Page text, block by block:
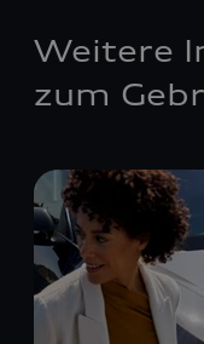
Weitere
zum